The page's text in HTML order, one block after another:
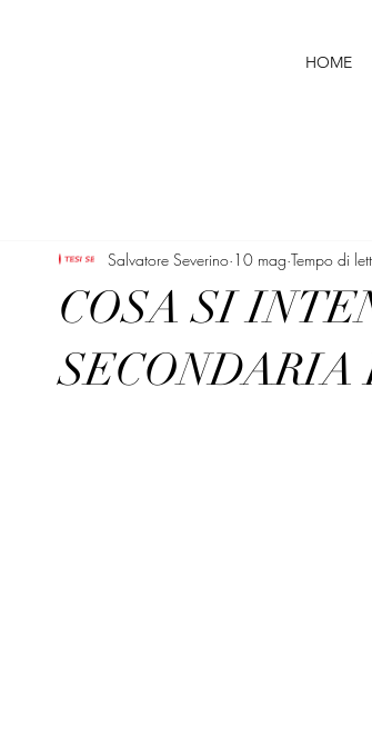
HOME
COSA SI
SECONDARIA
Salvatore Severino 10 mag Tempo di